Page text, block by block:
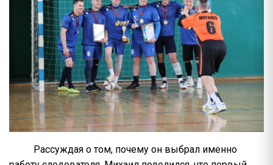
Рассуждая о том, почему он выбрал именно